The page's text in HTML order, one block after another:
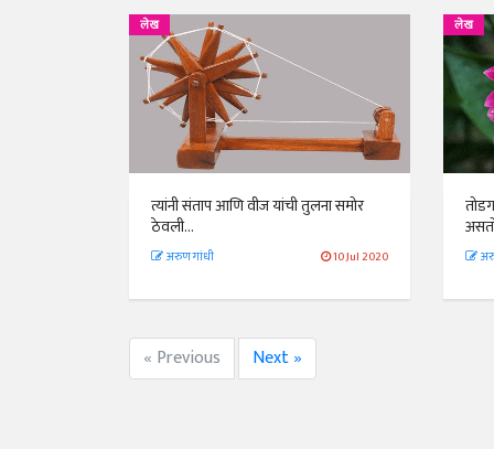
लेख
त्यांनी संताप आणि वीज यांची तुलना समोर
ठेवली...
अरुण गांधी 10 Jul 2020
लेख
« Previous Next »